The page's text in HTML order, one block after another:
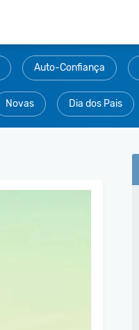
Auto-Confiança
Novas Dia dos Pais